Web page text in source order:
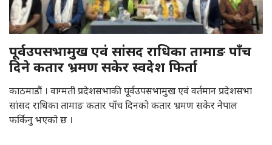
पूर्वउपसभामुख एवं सांसद राधिका तामाङ पाँच
दिने कतार भ्रमण सकेर स्वदेश फिर्ता
काठमाडौं । वाग्मती प्रदेशसभाकी पूर्वउपसभामुख एवं वर्तमान प्रदेशसभा
सांसद राधिका तामाङ कतार पाँच दिनको कतार भ्रमण सकेर नेपाल
फर्किनु भएको छ ।